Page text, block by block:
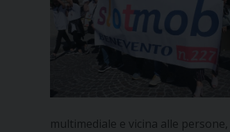
multimediale e vicina alle